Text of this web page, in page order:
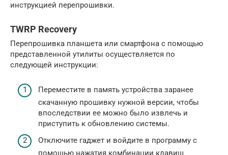
инструкцией перепрошивки.
TWRP Recovery
Перепрошивка планшета или смартфона с помощью
представленной утилиты осуществляется по
следующей инструкции:
Переместите в память устройства заранее
скачанную прошивку нужной версии, чтобы
впоследствии ее можно было извлечь и
приступить к обновлению системы.
Отключите гаджет и войдите в программу с
помощью нажатия комбинации клавиш